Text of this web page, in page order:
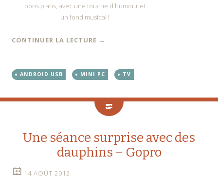
CONTINUER LA LECTURE →
ANDROID USB MINI PC TV
Une séance surprise avec des
dauphins – Gopro
14 AOÛT 2012